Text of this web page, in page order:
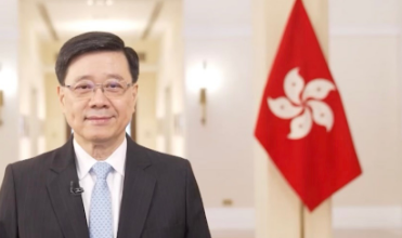
政正關你事 - 官
員講話摘要
#41（陳茂波、孫
東、丘應樺）